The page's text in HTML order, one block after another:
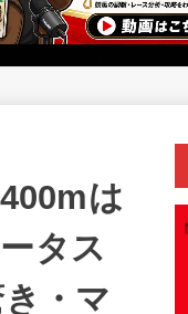
は
タス
・マ